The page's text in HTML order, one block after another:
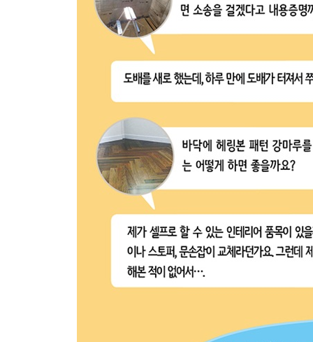
Part 5 독일병정의 세상 사는 이야기
1장 인테리어 회사 사장의 평범한 하루
2장 자재 판매에서 인테리어 사업까지
3장 승승장구하던 회사가 하루아침에 기울고
4장 부동산 인터넷 카페에서 얻은 사람과 힘
5장 내가 부동산 공부를 하는 이유
[알돈신잡] 부동산 공부, 이렇게 시작하자
에필로그_ 나에게 집이란 무엇일까?